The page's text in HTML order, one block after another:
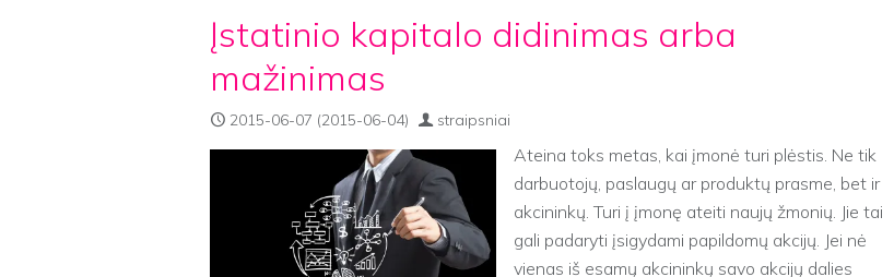
Įstatinio kapitalo didinimas arba
mažinimas
2015-06-07 (2015-06-04) straipsniai
Ateina toks metas, kai įmonė turi plėstis. Ne tik
darbuotojų, paslaugų ar produktų prasme, bet ir
akcininkų. Turi į įmonę ateiti naujų žmonių. Jie tai
gali padaryti įsigydami papildomų akcijų. Jei nė
vienas iš esamų akcininkų savo akcijų dalies